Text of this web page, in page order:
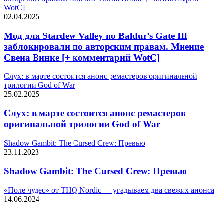
WotC]
02.04.2025
Мод для Stardew Valley по Baldur’s Gate III
заблокировали по авторским правам. Мнение
Свена Винке [+ комментарий WotC]
Слух: в марте состоится анонс ремастеров оригинальной
трилогии God of War
25.02.2025
Слух: в марте состоится анонс ремастеров
оригинальной трилогии God of War
Shadow Gambit: The Cursed Crew: Превью
23.11.2023
Shadow Gambit: The Cursed Crew: Превью
«Поле чудес» от THQ Nordic — угадываем два свежих анонса
14.06.2024